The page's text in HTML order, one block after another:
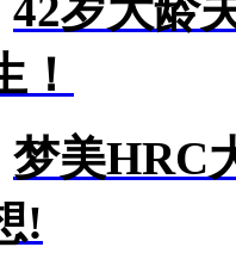
！
梦美HRC
!